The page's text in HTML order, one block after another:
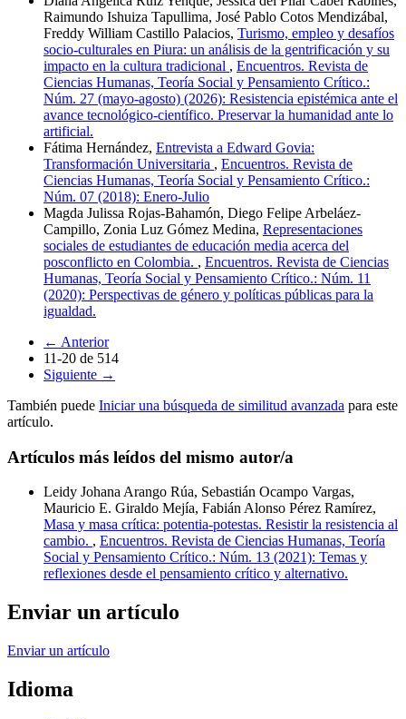
Raimundo Ishuiza Tapullima, José Pablo Cotos Mendizábal,
Freddy William Castillo Palacios, Turismo, empleo y desafíos
socio-culturales en Piura: un análisis de la gentrificación y su
impacto en la cultura tradicional , Encuentros. Revista de
Ciencias Humanas, Teoría Social y Pensamiento Crítico.:
Núm. 27 (mayo-agosto) (2026): Resistencia epistémica ante el
avance tecnológico-científico. Preservar la humanidad ante lo
artificial.
Fátima Hernández, Entrevista a Edward Govia:
Transformación Universitaria , Encuentros. Revista de
Ciencias Humanas, Teoría Social y Pensamiento Crítico.:
Núm. 07 (2018): Enero-Julio
Magda Julissa Rojas-Bahamón, Diego Felipe Arbeláez-
Campillo, Zonia Luz Gómez Medina, Representaciones
sociales de estudiantes de educación media acerca del
posconflicto en Colombia. , Encuentros. Revista de Ciencias
Humanas, Teoría Social y Pensamiento Crítico.: Núm. 11
(2020): Perspectivas de género y políticas públicas para la
igualdad.
← Anterior
11-20 de 514
Siguiente →
También puede Iniciar una búsqueda de similitud avanzada para este
artículo.
Artículos más leídos del mismo autor/a
Leidy Johana Arango Rúa, Sebastián Ocampo Vargas,
Mauricio E. Giraldo Mejía, Fabián Alonso Pérez Ramírez,
Masa y masa crítica: potentia-potestas. Resistir la resistencia al
cambio. , Encuentros. Revista de Ciencias Humanas, Teoría
Social y Pensamiento Crítico.: Núm. 13 (2021): Temas y
reflexiones desde el pensamiento crítico y alternativo.
Enviar un artículo
Enviar un artículo
Idioma